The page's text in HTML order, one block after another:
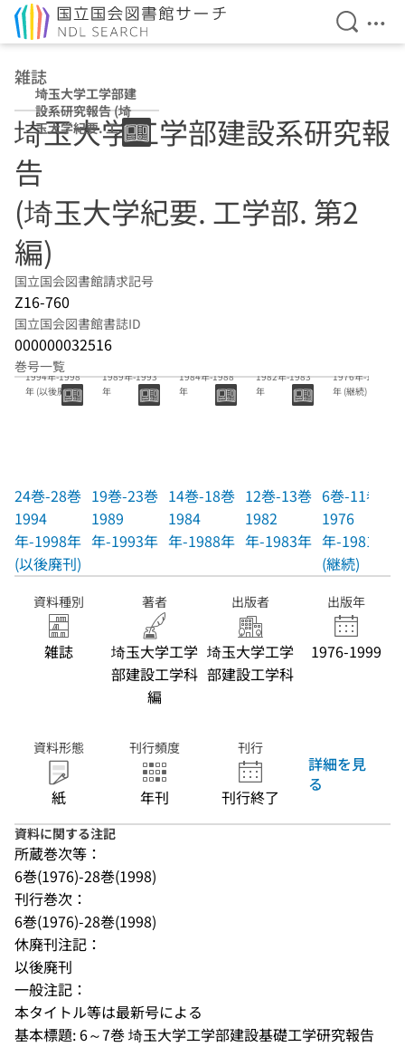
検索を
メ
雑誌
埼玉大学工学部建
設系研究報告 (埼
玉大学紀要. 工学
部. 第2編)
埼玉大学工学部建設系研究報
告
(埼玉大学紀要. 工学部. 第2
編)
国立国会図書館請求記号
Z16-760
国立国会図書館書誌ID
000000032516
巻号一覧
24巻-28巻
1994年-1998
年 (以後廃刊)
24巻-28巻
1994
年-1998年
(以後廃刊)
1989年-1993
年
19巻-23巻
1989
年-1993年
1984年-1988
年
14巻-18巻
1984
年-1988年
1982年-1983
年
12巻-13巻
1982
年-1983年
1976年-1981
年 (継続)
6巻-11巻
1976
年-1981年
(継続)
資料種別
雑誌
著者
埼玉大学工学
部建設工学科
編
出版者
埼玉大学工学
部建設工学科
出版年
1976-1999
資料形態
紙
刊行頻度
年刊
刊行
刊行終了
詳細を見
る
資料に関する注記
所蔵巻次等：
6巻(1976)-28巻(1998)
刊行巻次：
6巻(1976)-28巻(1998)
休廃刊注記：
以後廃刊
一般注記：
本タイトル等は最新号による
基本標題: 6～7巻 埼玉大学工学部建設基礎工学研究報告